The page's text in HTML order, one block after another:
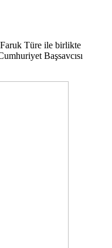
Faruk Türe ile birlikte
Başsavcısı